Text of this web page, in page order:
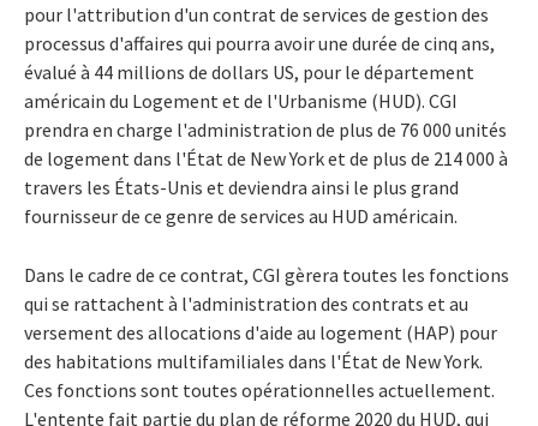
pour l'attribution d'un contrat de services de gestion des
processus d'affaires qui pourra avoir une durée de cinq ans,
évalué à 44 millions de dollars US, pour le département
américain du Logement et de l'Urbanisme (HUD). CGI
prendra en charge l'administration de plus de 76 000 unités
de logement dans l'État de New York et de plus de 214 000 à
travers les États-Unis et deviendra ainsi le plus grand
fournisseur de ce genre de services au HUD américain.
Dans le cadre de ce contrat, CGI gèrera toutes les fonctions
qui se rattachent à l'administration des contrats et au
versement des allocations d'aide au logement (HAP) pour
des habitations multifamiliales dans l'État de New York.
Ces fonctions sont toutes opérationnelles actuellement.
L'entente fait partie du plan de réforme 2020 du HUD, qui